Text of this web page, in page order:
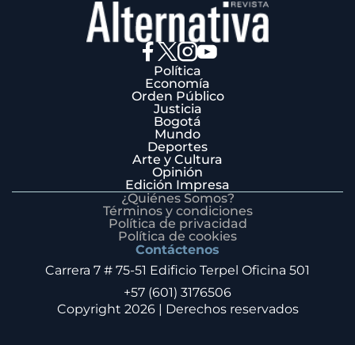
Política
Economía
Orden Público
Justicia
Bogotá
Mundo
Deportes
Arte y Cultura
Opinión
Edición Impresa
¿Quiénes Somos?
Términos y condiciones
Política de privacidad
Política de cookies
Contáctenos
Carrera 7 # 75-51 Edificio Terpel Oficina 501
+57 (601) 3176506
Copyright 2026 | Derechos reservados